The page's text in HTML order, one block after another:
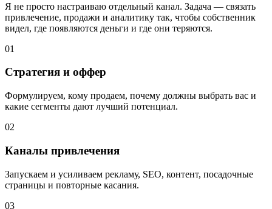
Я не просто настраиваю отдельный канал. Задача — связать
привлечение, продажи и аналитику так, чтобы собственник
видел, где появляются деньги и где они теряются.
01
Стратегия и оффер
Формулируем, кому продаем, почему должны выбрать вас и
какие сегменты дают лучший потенциал.
02
Каналы привлечения
Запускаем и усиливаем рекламу, SEO, контент, посадочные
страницы и повторные касания.
03